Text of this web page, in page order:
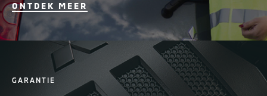
ONTDEK MEER
GARANTIE